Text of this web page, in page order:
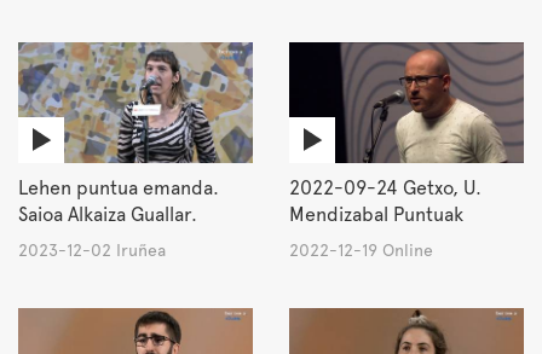
Lehen puntua emanda.
Saioa Alkaiza Guallar.
2023-12-02 Iruñea
2022-09-24 Getxo, U.
Mendizabal Puntuak
2022-12-19 Online